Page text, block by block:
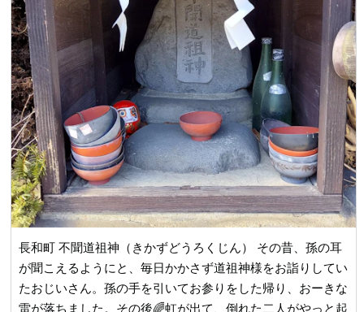
長和町 不聞道祖神（きかずどうろくじん） その昔、孫の耳
が聞こえるようにと、毎日かかさず道祖神様をお詣りしてい
たおじいさん。孫の手を引いてお参りをした帰り、おーきな
雷が落ちました。その後🌈虹が出て、倒れた二人がやっと起